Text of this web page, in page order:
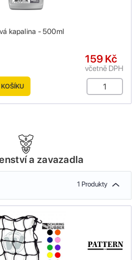
kapalina - 500ml
159 Kč
včetně DPH
a zavazadla
1 Produkty